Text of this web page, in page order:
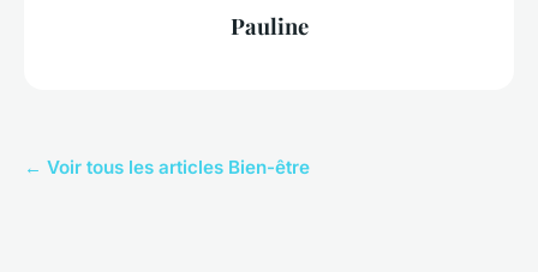
Pauline
← Voir tous les articles Bien-être